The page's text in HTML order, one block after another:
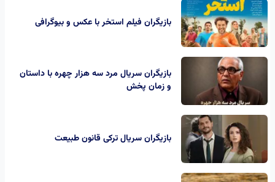
بازیگران فیلم استخر با عکس و بیوگرافی
بازیگران سریال مرد سه هزار چهره با داستان
و زمان پخش
بازیگران سریال ترکی قانون طبیعت